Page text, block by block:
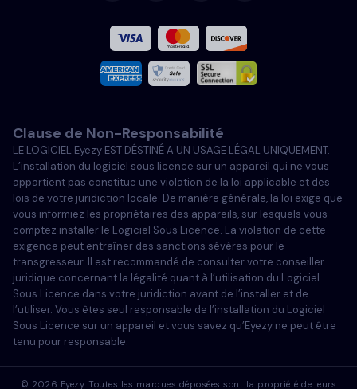
Español
Italiano
Português
Türkçe
Polski
Clause de Non-Responsabilité
LE LOGICIEL Eyezy EST DÉSTINÉ A UN USAGE LÉGAL UNIQUEMENT.
L’installation du logiciel sous licence sur un appareil qui ne vous
appartient pas constitue une violation de la loi applicable et des
lois de votre juridiction locale. De manière générale, la loi exige que
vous informiez les propriétaires des appareils, sur lesquels vous
comptez installer le Logiciel Sous Licence. La violation de cette
exigence peut entraîner des sanctions sévères pour le
transgresseur. Il est recommandé de consulter votre conseiller
juridique concernant la légalité quant à l’utilisation du Logiciel
Sous Licence dans votre juridiction avant de l’installer et de
l’utiliser. Vous êtes seul responsable de l’installation du Logiciel
Sous Licence sur un appareil et vous savez qu’Eyezy ne peut être
tenu pour responsable.
© 2026 Eyezy. Toutes les marques déposées sont la propriété de leurs